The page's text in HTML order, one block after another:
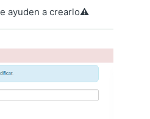
ayuden a crearlo⚠️